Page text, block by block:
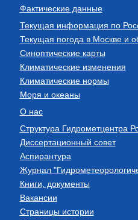
Фактические данные
Текущая информация по
Текущая погода в Москве и
Синоптические карты
Климатические изменения
Климатические нормы
Моря и океаны
О нас
Структура Гидрометцентра
Диссертационный совет
Аспирантура
Журнал
Книги, документы
Вакансии
Страницы истории